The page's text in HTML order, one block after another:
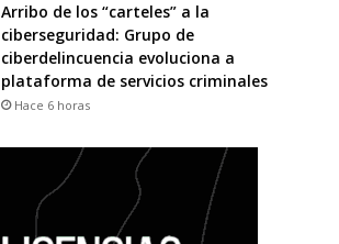
Arribo de los “carteles” a la
ciberseguridad: Grupo de
ciberdelincuencia evoluciona a
plataforma de servicios criminales
Hace 6 horas